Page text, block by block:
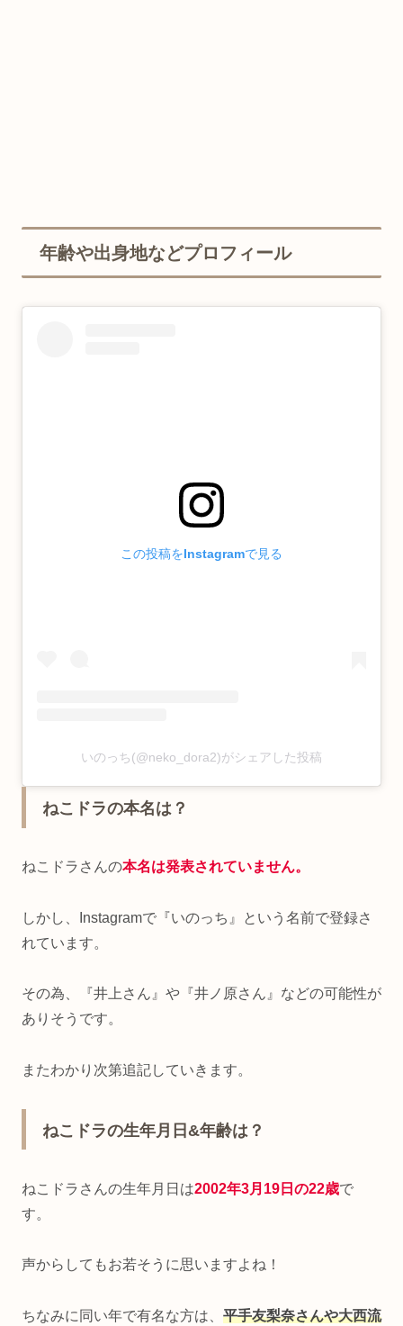
年齢や出身地などプロフィール
この投稿をInstagramで見る
いのっち(@neko_dora2)がシェアした投稿
ねこドラの本名は？
ねこドラさんの本名は発表されていません。
しかし、Instagramで『いのっち』という名前で登録さ
れています。
その為、『井上さん』や『井ノ原さん』などの可能性が
ありそうです。
またわかり次第追記していきます。
ねこドラの生年月日&年齢は？
ねこドラさんの生年月日は2002年3月19日の22歳で
す。
声からしてもお若そうに思いますよね！
ちなみに同い年で有名な方は、 平手友梨奈さんや大西流